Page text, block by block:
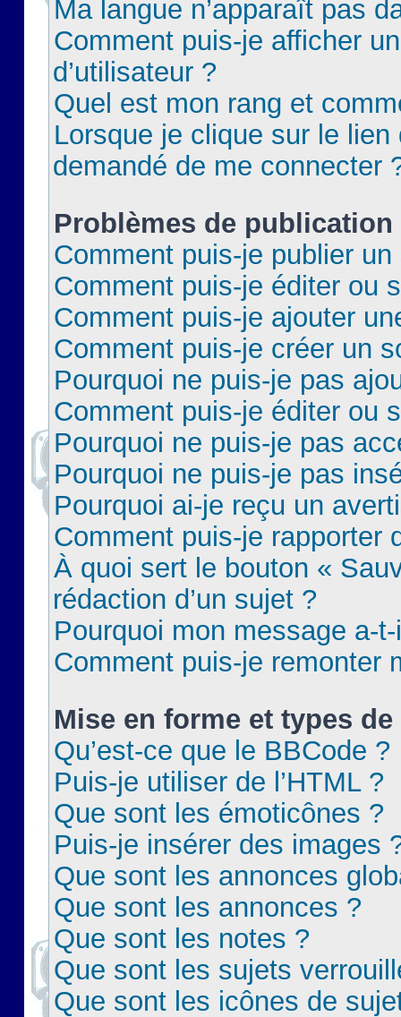
Ma langue n’apparaît pas
Comment puis-je afficher
d’utilisateur ?
Quel est mon rang et
Lorsque je clique sur le lien
demandé de me connecter
Problèmes de publication
Comment puis-je publier
Comment puis-je éditer ou
Comment puis-je ajouter
Comment puis-je créer un
Pourquoi ne puis-je pas
Comment puis-je éditer ou
Pourquoi ne puis-je pas
Pourquoi ne puis-je pas
Pourquoi ai-je reçu un
Comment puis-je rapporter
À quoi sert le bouton «
rédaction d’un sujet ?
Pourquoi mon message a-
Comment puis-je remonter
Mise en forme et types
Qu’est-ce que le BBCode ?
Puis-je utiliser de l’HTML ?
Que sont les émoticônes ?
Puis-je insérer des images
Que sont les annonces
Que sont les annonces ?
Que sont les notes ?
Que sont les sujets
Que sont les icônes de